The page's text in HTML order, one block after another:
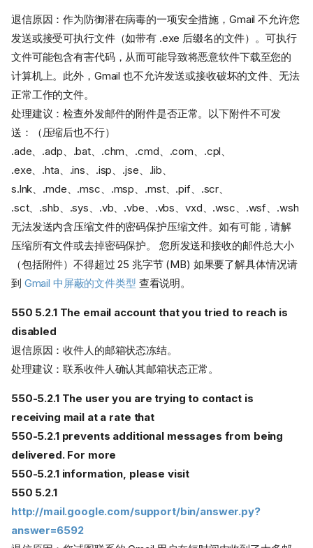
退信原因：作为防御潜在病毒的一项安全措施，Gmail 不允许您
发送或接受可执行文件（如带有 .exe 后缀名的文件）。可执行
文件可能包含有害代码，从而可能导致将恶意软件下载至您的
计算机上。此外，Gmail 也不允许发送或接收破坏的文件、无法
正常工作的文件。
处理建议：检查外发邮件的附件是否正常。以下附件不可发
送：（压缩后也不行）
.ade、.adp、.bat、.chm、.cmd、.com、.cpl、
.exe、.hta、.ins、.isp、.jse、.lib、
s.lnk、.mde、.msc、.msp、.mst、.pif、.scr、
.sct、.shb、.sys、.vb、.vbe、.vbs、vxd、.wsc、.wsf、.wsh
无法发送内含压缩文件的密码保护压缩文件。如有可能，请解
压缩所有文件或去掉密码保护。 您所发送和接收的邮件总大小
（包括附件）不得超过 25 兆字节 (MB) 如果要了解具体情况请
到 Gmail 中屏蔽的文件类型 查看说明。
550 5.2.1 The email account that you tried to reach is
disabled
退信原因：收件人的邮箱状态冻结。
处理建议：联系收件人确认其邮箱状态正常。
550-5.2.1 The user you are trying to contact is
receiving mail at a rate that
550-5.2.1 prevents additional messages from being
delivered. For more
550-5.2.1 information, please visit
550 5.2.1
http://mail.google.com/support/bin/answer.py?
answer=6592